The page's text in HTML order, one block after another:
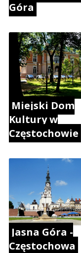
Góra
Miejski Dom
Kultury w
Częstochowie
Jasna Góra -
Częstochowa